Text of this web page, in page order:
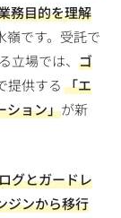
務目的を理解
嶺です。受託で
立場では、ゴ
提供する「エ
ション」が新
グとガードレ
ジンから移行